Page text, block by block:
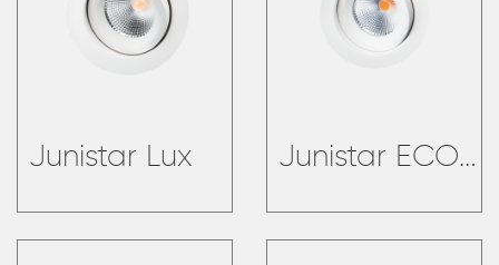
Junistar Lux Junistar ECO Isosafe